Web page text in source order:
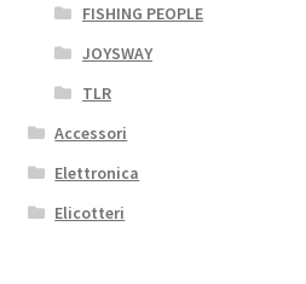
FISHING PEOPLE
JOYSWAY
TLR
Accessori
Elettronica
Elicotteri